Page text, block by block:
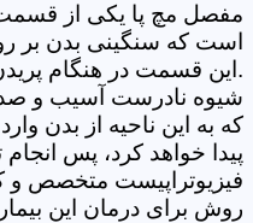
مفصل مچ پا یکی از
است که سنگینی بدن بر
.این قسمت در هنگام
شیوه نادرست آسیب و
که به این ناحیه از بدن
پیدا خواهد کرد، پس
فیزیوتراپیست متخصص و
روش برای درمان این